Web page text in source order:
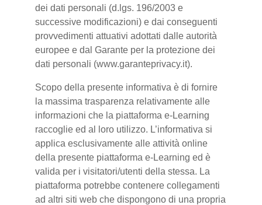
dei dati personali (d.lgs. 196/2003 e
successive modificazioni) e dai conseguenti
provvedimenti attuativi adottati dalle autorità
europee e dal Garante per la protezione dei
dati personali (www.garanteprivacy.it).
Scopo della presente informativa è di fornire
la massima trasparenza relativamente alle
informazioni che la piattaforma e-Learning
raccoglie ed al loro utilizzo. L’informativa si
applica esclusivamente alle attività online
della presente piattaforma e-Learning ed è
valida per i visitatori/utenti della stessa. La
piattaforma potrebbe contenere collegamenti
ad altri siti web che dispongono di una propria